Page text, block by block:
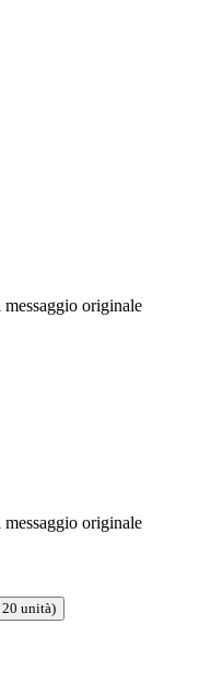
messaggio originale
messaggio originale
20 unità)